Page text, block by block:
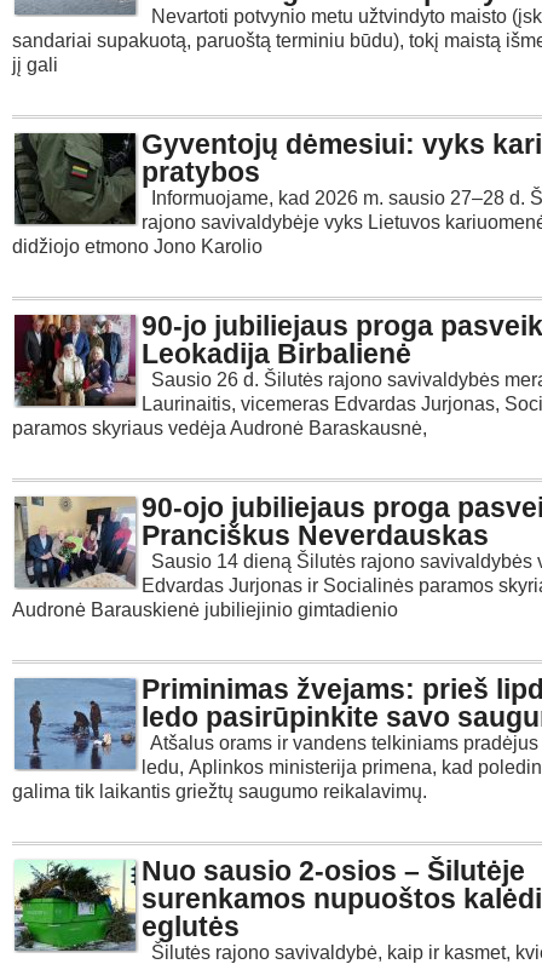
Nevartoti potvynio metu užtvindyto maisto
sandariai supakuotą, paruoštą terminiu būdu), tokį maistą
jį gali
Gyventojų dėmesiui: vyks
pratybos
Informuojame, kad 2026 m. sausio 27–28 d.
rajono savivaldybėje vyks Lietuvos
didžiojo etmono Jono Karolio
90-jo jubiliejaus proga
Leokadija Birbalienė
Sausio 26 d. Šilutės rajono savivaldybės
Laurinaitis, vicemeras Edvardas Jurjonas,
paramos skyriaus vedėja Audronė Baraskausnė,
90-ojo jubiliejaus proga
Pranciškus Neverdauskas
Sausio 14 dieną Šilutės rajono savivaldybės
Edvardas Jurjonas ir Socialinės paramos
Audronė Barauskienė jubiliejinio gimtadienio
Priminimas žvejams: prieš
ledo pasirūpinkite savo
Atšalus orams ir vandens telkiniams
ledu, Aplinkos ministerija primena, kad
galima tik laikantis griežtų saugumo reikalavimų.
Nuo sausio 2-osios – Šilutėje
surenkamos nupuoštos
eglutės
Šilutės rajono savivaldybė, kaip ir kasmet,